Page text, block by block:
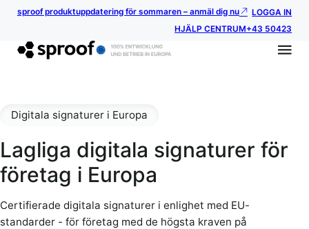
sproof produktuppdatering för sommaren – anmäl dig nu
LOGGA IN
HJÄLP CENTRUM+43 50423
Lagliga digitala signaturer för
företag i Europa
Digitala signaturer i Europa
Certifierade digitala signaturer i enlighet med EU-
standarder - för företag med de högsta kraven på